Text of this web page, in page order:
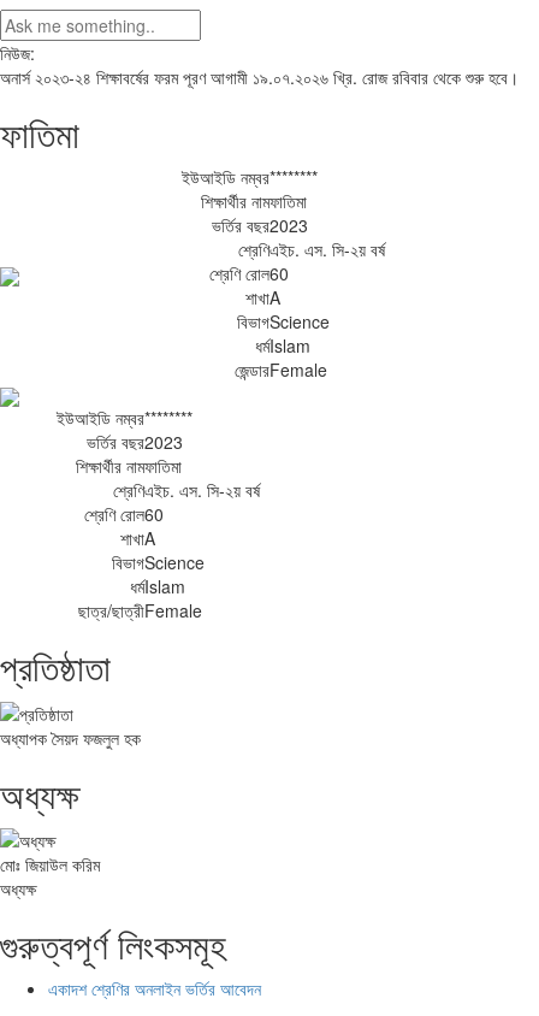
নিউজ:
অনার্স ২০২৩-২৪ শিক্ষাবর্ষের ফরম পূরণ আগামী ১৯.০৭.২০২৬ খ্রি. রোজ রবিবার থেকে শুরু হবে।
ফাতিমা
ইউআইডি নম্বর********
শিক্ষার্থীর নামফাতিমা
ভর্তির বছর2023
শ্রেণিএইচ. এস. সি-২য় বর্ষ
শ্রেণি রোল60
শাখাA
বিভাগScience
ধর্মIslam
জেন্ডারFemale
ইউআইডি নম্বর********
ভর্তির বছর2023
শিক্ষার্থীর নামফাতিমা
শ্রেণিএইচ. এস. সি-২য় বর্ষ
শ্রেণি রোল60
শাখাA
বিভাগScience
ধর্মIslam
ছাত্র/ছাত্রীFemale
প্রতিষ্ঠাতা
অধ্যাপক সৈয়দ ফজলুল হক
অধ্যক্ষ
মোঃ জিয়াউল করিম
অধ্যক্ষ
গুরুত্বপূর্ণ লিংকসমূহ
একাদশ শ্রেণির অনলাইন ভর্তির আবেদন